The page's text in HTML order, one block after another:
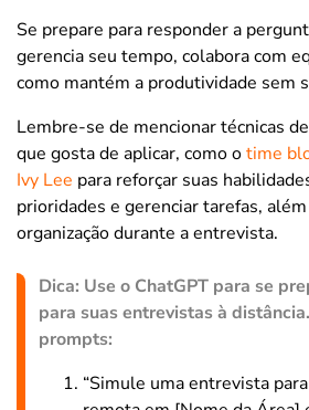
Se prepare para responder a
gerencia seu tempo, colabora com
como mantém a produtividade sem
Lembre-se de mencionar técnicas
que gosta de aplicar, como otime
Ivy Lee para reforçar suas
prioridades e gerenciar tarefas,
organização durante a entrevista.
Dica: Use o ChatGPT para se
para suas entrevistas à
prompts:
“Simule uma entrevista